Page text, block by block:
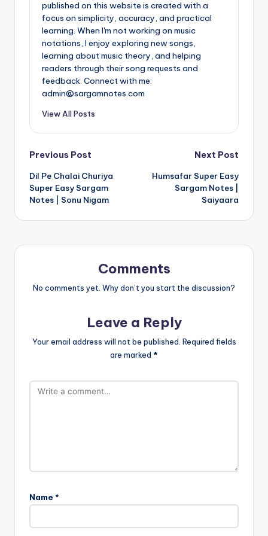
published on this website is created with a
focus on simplicity, accuracy, and practical
learning. When I'm not working on music
notations, I enjoy exploring new songs,
learning about music theory, and helping
readers through their song requests and
feedback. Connect with me:
admin@sargamnotes.com
View All Posts
Post
navigation
Previous Post
Dil Pe Chalai Churiya
Super Easy Sargam
Notes | Sonu Nigam
Next Post
Humsafar Super Easy
Sargam Notes |
Saiyaara
Comments
No comments yet. Why don’t you start the discussion?
Leave a Reply
Your email address will not be published. Required fields
are marked *
Name *